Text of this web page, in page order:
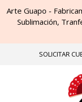
Arte Guapo -
Sublimación,
SOLICITAR